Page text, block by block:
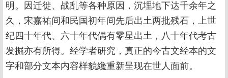
明。因迁徙、战乱等各种原因，沉埋地下达千余年之
久，宋嘉祐间和民国初年间先后出土两批残石，上世
纪四十年代、六十年代偶有零星出土，八十年代考古
发掘亦有所得。经学者研究，真正的今古文经本的文
字和部分文本内容样貌纔重新呈现在世人面前。